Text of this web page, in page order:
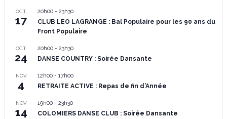
OCT
17
20h00- 23h30
CLUB LEO LAGRANGE : Bal Populaire pour les 90 ans du
Front Populaire
OCT
24
20h00- 23h30
DANSE COUNTRY : Soirée Dansante
NOV
4
12h00- 17h00
RETRAITE ACTIVE : Repas de fin d’Année
NOV
14
19h00- 23h30
COLOMIERS DANSE CLUB : Soirée Dansante